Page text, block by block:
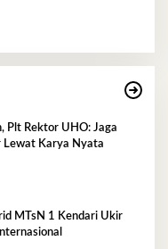
Plt Rektor UHO: Jaga
Lewat Karya Nyata
MTsN 1 Kendari Ukir